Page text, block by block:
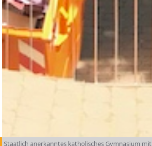
Staatlich anerkanntes katholisches Gymnasium mit